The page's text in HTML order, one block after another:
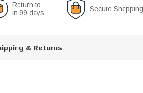
Return to
in 99 days
Secure Shopping
& Returns